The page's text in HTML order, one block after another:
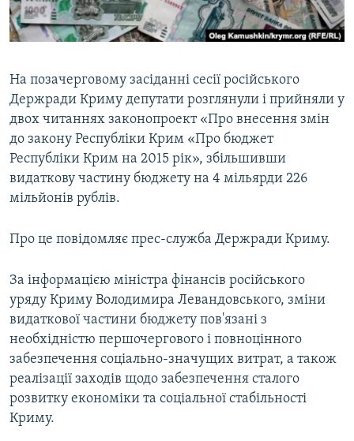
СВІДЧЕННЯ ОКУПАЦІЇ
УКРАЇНСЬКА ПРОБЛЕМА КРИМУ
Qırımtatar
Усі сайти RFE/RL
На позачерговому засіданні сесії російського
Держради Криму депутати розглянули і прийняли у
двох читаннях законопроект «Про внесення змін
до закону Республіки Крим «Про бюджет
Республіки Крим на 2015 рік», збільшивши
видаткову частину бюджету на 4 мільярди 226
мільйонів рублів.
Про це повідомляє прес-служба Держради Криму.
За інформацією міністра фінансів російського
уряду Криму Володимира Левандовського, зміни
видаткової частини бюджету пов'язані з
необхідністю першочергового і повноцінного
забезпечення соціально-значущих витрат, а також
реалізації заходів щодо забезпечення сталого
розвитку економіки та соціальної стабільності
Криму.